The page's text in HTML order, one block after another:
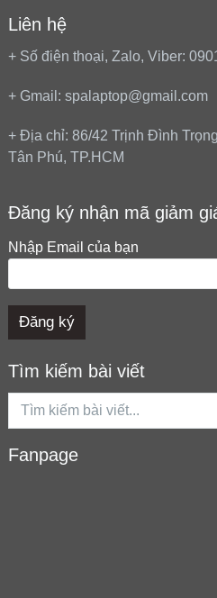
Liên hệ
+ Số điện thoại, Zalo, Viber:
+ Gmail: spalaptop@gmail.com
+ Địa chỉ: 86/42 Trịnh Đình
Tân Phú, TP.HCM
Đăng ký nhận mã giảm
Nhập Email của bạn
Tìm kiếm bài viết
Fanpage